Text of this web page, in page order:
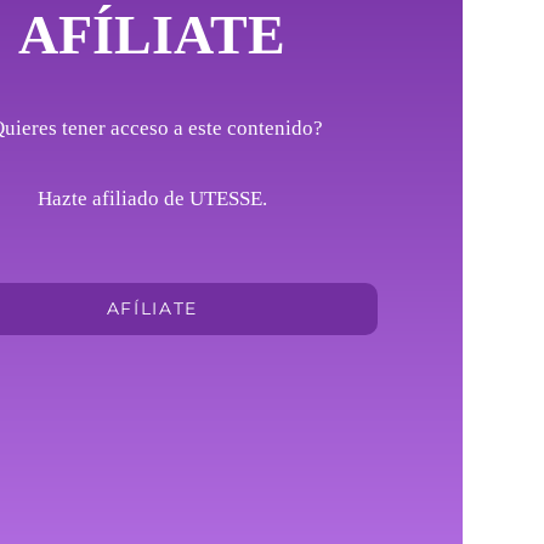
AFÍLIATE
tener acceso a este contenido?
Hazte afiliado de UTESSE.
AFÍLIATE